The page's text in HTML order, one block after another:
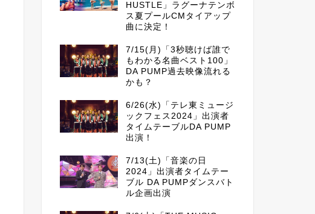
HUSTLE」ラグーナテンボ
ス夏プールCMタイアップ
曲に決定！
7/15(月)「3秒聴けば誰で
もわかる名曲ベスト100」
DA PUMP過去映像流れる
かも？
6/26(水)「テレ東ミュージ
ックフェス2024」出演者
タイムテーブルDA PUMP
出演！
7/13(土)「音楽の日
2024」出演者タイムテー
ブル DA PUMPダンスバト
ル企画出演